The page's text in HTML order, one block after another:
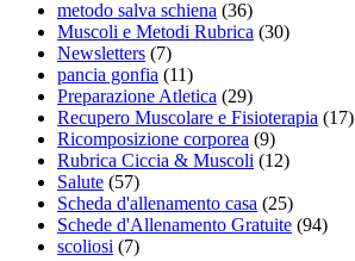
metodo salva schiena (36)
Muscoli e Metodi Rubrica (30)
Newsletters (7)
pancia gonfia (11)
Preparazione Atletica (29)
Recupero Muscolare e Fisioterapia (17)
Ricomposizione corporea (9)
Rubrica Ciccia & Muscoli (12)
Salute (57)
Scheda d'allenamento casa (25)
Schede d'Allenamento Gratuite (94)
scoliosi (7)